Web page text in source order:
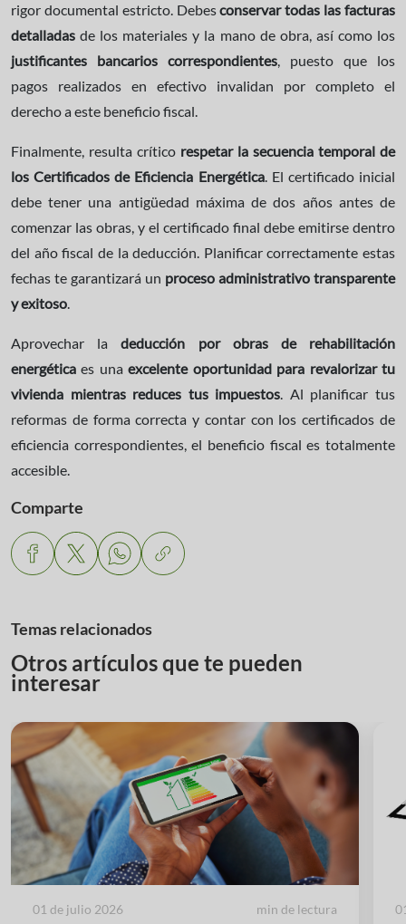
rigor documental estricto. Debesconservar todas las facturas
detalladas de los materiales y la mano de obra, así como los
justificantes bancarios correspondientes, puesto que los
pagos realizados en efectivo invalidan por completo el
derecho a este beneficio fiscal.
Finalmente, resulta crítico respetar la secuencia temporal de
los Certificados de Eficiencia Energética. El certificado inicial
debe tener una antigüedad máxima de dos años antes de
comenzar las obras, y el certificado final debe emitirse dentro
del año fiscal de la deducción. Planificar correctamente estas
fechas te garantizará un proceso administrativo transparente
y exitoso.
Aprovechar ladeducción por obras de rehabilitación
energética es unaexcelente oportunidad para revalorizar tu
vivienda mientras reduces tus impuestos. Al planificar tus
reformas de forma correcta y contar con los certificados de
eficiencia correspondientes, el beneficio fiscal es totalmente
accesible.
Comparte
Temas relacionados
Otros artículos que te pueden
interesar
01 de julio 2026 min de lectura